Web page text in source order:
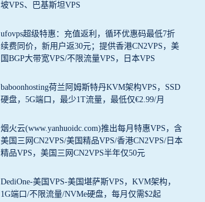
坡VPS、巴基斯坦VPS
ufovps超级特惠：充值返利，循环优惠码最低7折
续费同价，新用户返30元；提供香港CN2VPS，美
国BGP大带宽VPS/不限流量VPS，日本VPS
baboonhosting荷兰阿姆斯特丹KVM架构VPS，SSD
硬盘，5G端口，最少1T流量，最低仅€2.99/月
烟火云(www.yanhuoidc.com)推出每月特惠VPS，含
美国三网CN2VPS/美国精品VPS/香港CN2VPS/日本
精品VPS，美国三网CN2VPS半年仅50元
DediOne-美国VPS-美国堪萨斯VPS，KVM架构，
1G端口/不限流量/NVMe硬盘，每月仅需$2起